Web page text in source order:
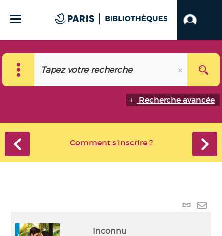
Recherche avancée
Comment s'inscrire ?
Lien
Inconnu